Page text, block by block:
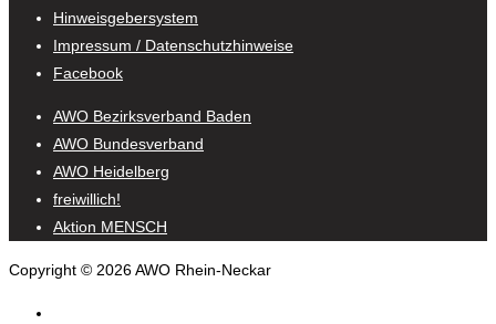
Hinweisgebersystem
Impressum / Datenschutzhinweise
Facebook
AWO Bezirksverband Baden
AWO Bundesverband
AWO Heidelberg
freiwillich!
Aktion MENSCH
Copyright © 2026 AWO Rhein-Neckar